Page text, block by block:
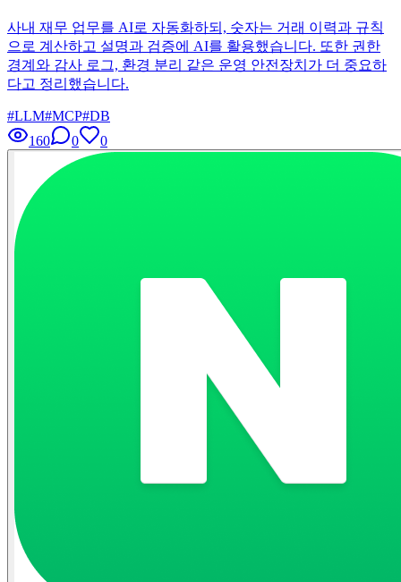
사내 재무 업무를 AI로 자동화하되, 숫자는 거래 이력과 규칙
으로 계산하고 설명과 검증에 AI를 활용했습니다. 또한 권한
경계와 감사 로그, 환경 분리 같은 운영 안전장치가 더 중요하
다고 정리했습니다.
#LLM#MCP#DB
160
0 0